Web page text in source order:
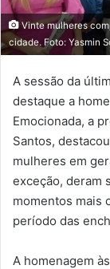
Vinte mulheres
cidade. Foto: Yasmin
A sessão da
destaque a
Emocionada, a
Santos,
mulheres em
exceção, deram
momentos mais
período das
A homenagem